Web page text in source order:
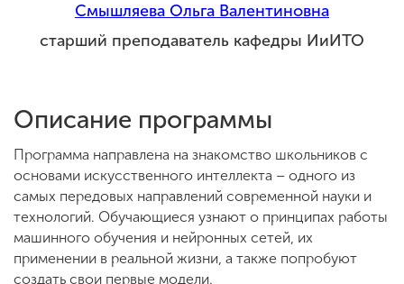
Международная
деятельность
Другие виды
деятельности
Студенческая жизнь
Сведения об
образовательной
Смышляева Ольга Валентиновна
старший преподаватель кафедры ИиИТО
Описание программы
Программа направлена на знакомство школьников с
основами искусственного интеллекта – одного из
самых передовых направлений современной науки и
технологий. Обучающиеся узнают о принципах работы
машинного обучения и нейронных сетей, их
применении в реальной жизни, а также попробуют
создать свои первые модели.